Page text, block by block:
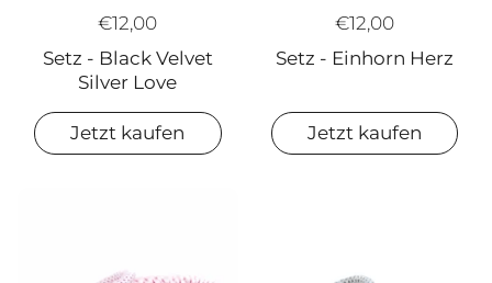
€12,00
Setz - Black Velvet
Silver Love
Jetzt kaufen
€12,00
Setz - Einhorn Herz
Jetzt kaufen